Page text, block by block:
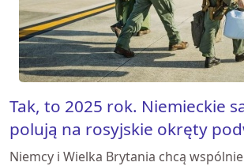
Tak, to 2025 rok. Niemieckie
polują na rosyjskie okręty
Niemcy i Wielka Brytania chcą